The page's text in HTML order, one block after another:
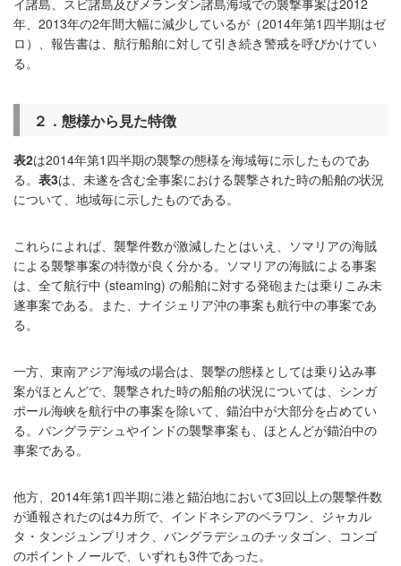
イ諸島、スビ諸島及びメランダン諸島海域での襲撃事案は2012
年、2013年の2年間大幅に減少しているが（2014年第1四半期はゼ
ロ）、報告書は、航行船舶に対して引き続き警戒を呼びかけてい
る。
２．態様から見た特徴
表2は2014年第1四半期の襲撃の態様を海域毎に示したものであ
る。 表3は、未遂を含む全事案における襲撃された時の船舶の状況
について、地域毎に示したものである。
これらによれば、襲撃件数が激減したとはいえ、ソマリアの海賊
による襲撃事案の特徴が良く分かる。ソマリアの海賊による事案
は、全て航行中 (steaming) の船舶に対する発砲または乗りこみ未
遂事案である。また、ナイジェリア沖の事案も航行中の事案であ
る。
一方、東南アジア海域の場合は、襲撃の態様としては乗り込み事
案がほとんどで、襲撃された時の船舶の状況については、シンガ
ポール海峡を航行中の事案を除いて、錨泊中が大部分を占めてい
る。バングラデシュやインドの襲撃事案も、ほとんどが錨泊中の
事案である。
他方、2014年第1四半期に港と錨泊地において3回以上の襲撃件数
が通報されたのは4カ所で、インドネシアのベラワン、ジャカル
タ・タンジュンプリオク、バングラデシュのチッタゴン、コンゴ
のポイントノールで、いずれも3件であった。